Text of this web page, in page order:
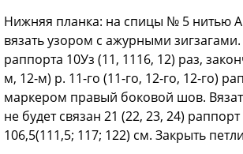
Нижняя планка: на спицы № 5 нитью А
вязать узором с ажурными
раппорта 10Уз (11, 1116, 12) раз,
м, 12-м) р. 11-го (11-го, 12-го, 12-го)
маркером правый боковой шов.
не будет связан 21 (22, 23, 24)
106,5(111,5; 117; 122) см. Закрыть